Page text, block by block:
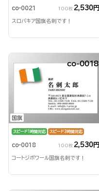
co-0021 100枚 2,530円
スロバキア国旗名刺です！
国旗
co-0018
スピード1時間対応 スピード3時間対応
co-0018 100枚 2,530円
コートジボワール国旗名刺です！